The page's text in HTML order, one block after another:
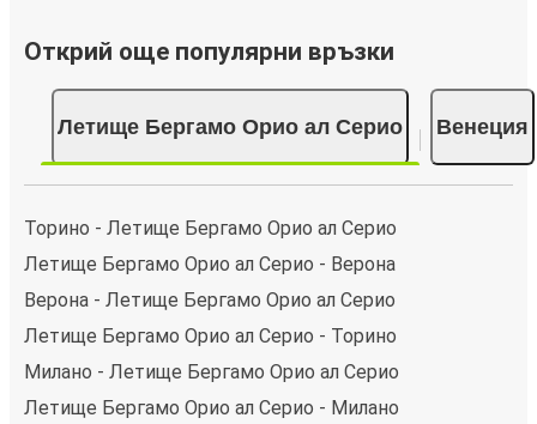
Открий още популярни връзки
Летище Бергамо Орио ал Серио Венеция
Торино - Летище Бергамо Орио ал Серио
Летище Бергамо Орио ал Серио - Верона
Верона - Летище Бергамо Орио ал Серио
Летище Бергамо Орио ал Серио - Торино
Милано - Летище Бергамо Орио ал Серио
Летище Бергамо Орио ал Серио - Милано